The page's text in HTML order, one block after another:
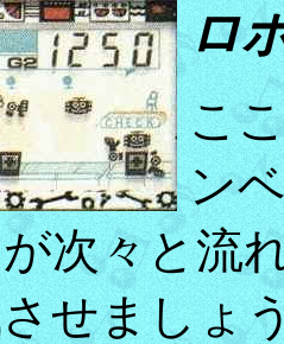
ロ
こ
ン
次々と流
せましょ